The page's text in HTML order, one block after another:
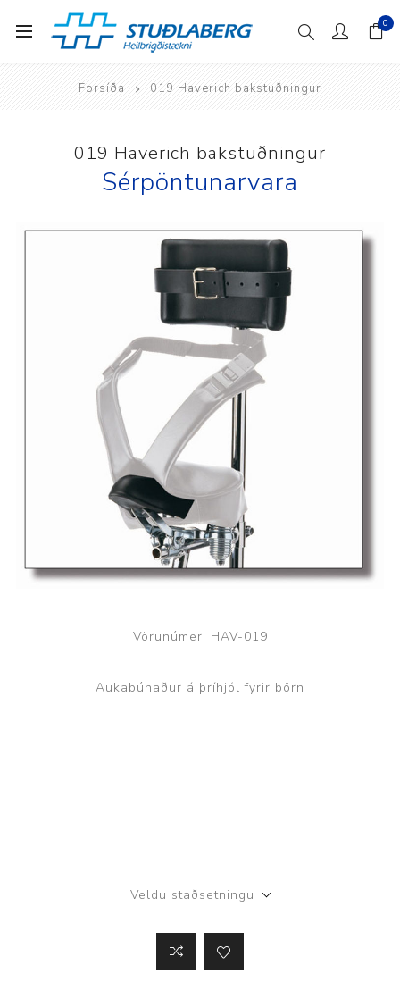
0
Forsíða 019 Haverich bakstuðningur
019 Haverich bakstuðningur
Sérpöntunarvara
Vörunúmer: HAV-019
Aukabúnaður á þríhjól fyrir börn
Veldu staðsetningu